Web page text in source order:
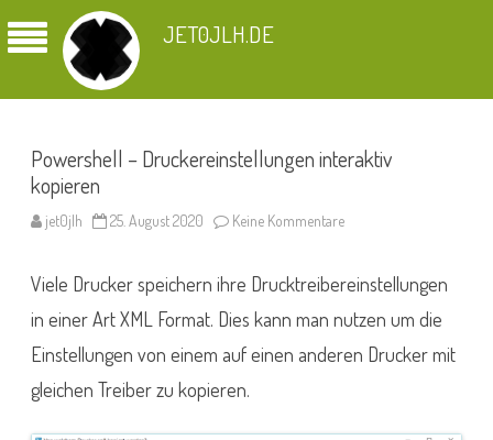
JET0JLH.DE
Powershell – Druckereinstellungen interaktiv
kopieren
jet0jlh 25. August 2020 Keine Kommentarezu
interaktiv
kopieren
Viele Drucker speichern ihre Drucktreibereinstellungen
in einer Art XML Format. Dies kann man nutzen um die
Einstellungen von einem auf einen anderen Drucker mit
gleichen Treiber zu kopieren.